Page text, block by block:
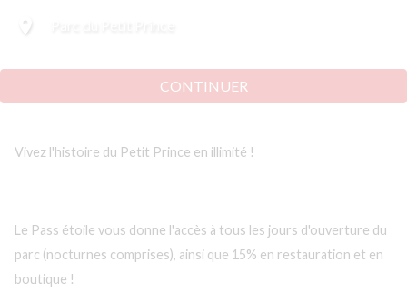
room
CONTINUER
Vivez l'histoire du Petit Prince en illimité !
Le Pass étoile vous donne l'accès à tous les jours d'ouverture du
parc (nocturnes comprises), ainsi que 15% en restauration et en
boutique !